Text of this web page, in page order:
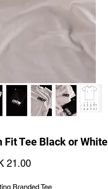
Tee Black or White
‏21.00 UK£
Branded Tee